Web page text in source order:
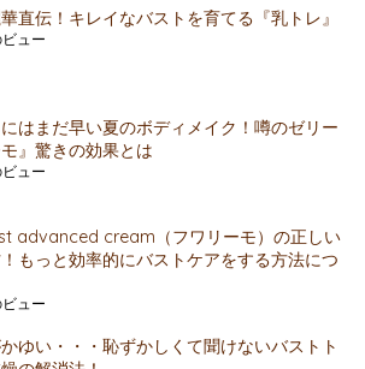
直伝！キレイなバストを育てる『乳トレ』
ュー
はまだ早い夏のボディメイク！噂のゼリー
モ』驚きの効果とは
ュー
advanced cream（フワリーモ）の正しい
もっと効率的にバストケアをする方法につ
ュー
ゆい・・・恥ずかしくて聞けないバストト